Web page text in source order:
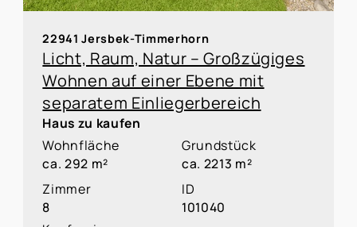
22941 Jersbek-Timmerhorn
Licht, Raum, Natur – Großzügiges
Wohnen auf einer Ebene mit
separatem Einliegerbereich
Haus zu kaufen
Wohnfläche
ca. 292 m²
Grundstück
ca. 2213 m²
Zimmer
8
ID
101040